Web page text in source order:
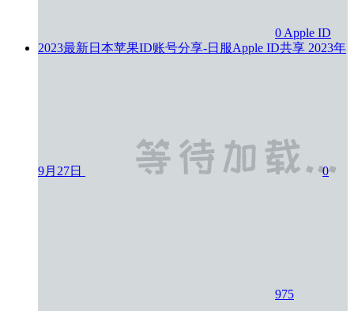
0 Apple ID
2023最新日本苹果ID账号分享-日服Apple ID共享 2023年
9月27日 0
975